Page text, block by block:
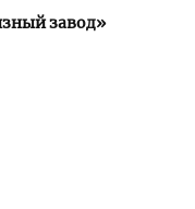
завод»